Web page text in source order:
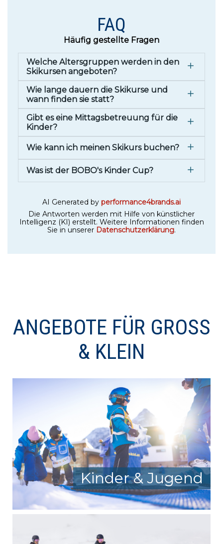
FAQ
Häufig gestellte Fragen
Welche Altersgruppen werden in den
Skikursen angeboten?
Wie lange dauern die Skikurse und
wann finden sie statt?
Gibt es eine Mittagsbetreuung für die
Kinder?
Wie kann ich meinen Skikurs buchen?
Was ist der BOBO's Kinder Cup?
AI Generated by performance4brands.ai
Die Antworten werden mit Hilfe von künstlicher
Intelligenz (KI) erstellt. Weitere Informationen finden
Sie in unserer Datenschutzerklärung.
ANGEBOTE FÜR GROSS &
KLEIN
Kinder & Jugend